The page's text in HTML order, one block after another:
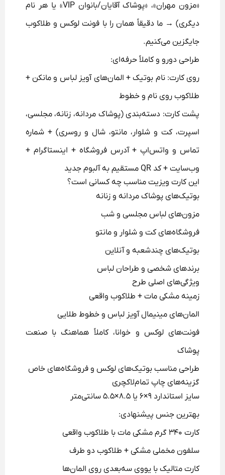
«مزون مهران»، «پوشاک آقایان/بانوان VIP» یا هر نام
دیگری) → ما دقیقاً همان را با فونت لوکس و طلاکوب
جایگزین می‌کنیم.
طراحی دورو و کاملاً حرفه‌ای:
روی کارت: نام بوتیک + المان‌های آویز لباس و مانکن +
طلاکوب روی نام و خطوط
پشت کارت: دسته‌بندی (پوشاک مردانه، زنانه، مجلسی،
اسپرت، کت و شلوار، مانتو، شال و روسری) + شماره
تماس و واتس‌اپ + آدرس فروشگاه + اینستاگرام +
وب‌سایت + کد QR مستقیم به آلبوم جدید
این کارت ویزیت مناسب چه کسانی است؟
بوتیک‌های پوشاک مردانه و زنانه
مزون‌های لباس مجلسی و شب
فروشگاه‌های کت و شلوار و مانتو
بوتیک‌های چندشعبه و آنلاین
برندهای شخصی و طراحان لباس
ویژگی‌های اصلی طرح
زمینه مشکی مات + طلاکوب واقعی
المان‌های مینیمال آویز لباس و خطوط طلایی
فونت‌های لوکس و خوانا، کاملاً هماهنگ با صنعت
پوشاک
طراحی مناسب بوتیک‌های لوکس و فروشگاه‌های خاص
گزینه‌های چاپ تمام‌لاکچری
سایز استاندارد ۹×۶ یا ۸.۵×۵.۵ سانتی‌متر
بهترین جنس پیشنهادی:
کارت ۳۴۰ گرم مشکی مات با طلاکوب واقعی
سلفون مخملی مشکی + طلاکوب دو طرف
کارت متالیک با یووی سه‌بعدی روی المان‌ها